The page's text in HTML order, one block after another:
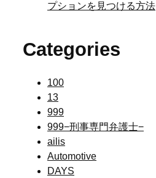
プションを見つける方法
Categories
100
13
999
999−刑事専門弁護士−
ailis
Automotive
DAYS